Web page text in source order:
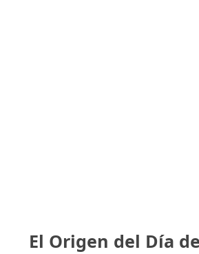
El Origen del Día